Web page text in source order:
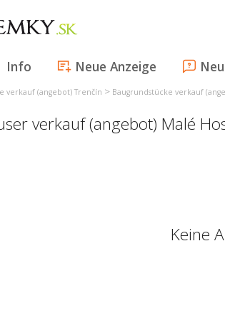
Info Neue Anzeige
verkauf (angebot) Trenčín > Baugrundstücke verkauf
verkauf (angebot) Malé
Keine